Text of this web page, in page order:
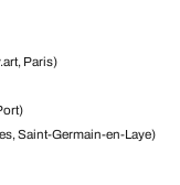
Paris)
Saint-Germain-en-Laye)